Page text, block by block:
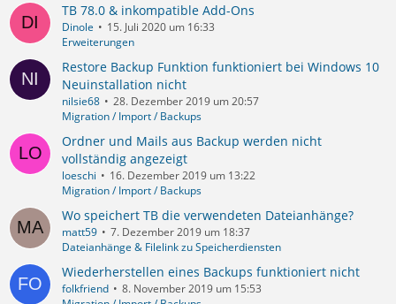
TB 78.0 & inkompatible Add-Ons
Dinole
15. Juli 2020 um 16:33
Erweiterungen
Restore Backup Funktion funktioniert bei Windows 10
Neuinstallation nicht
nilsie68
28. Dezember 2019 um 20:57
Migration / Import / Backups
Ordner und Mails aus Backup werden nicht
vollständig angezeigt
loeschi
16. Dezember 2019 um 13:22
Migration / Import / Backups
Wo speichert TB die verwendeten Dateianhänge?
matt59
7. Dezember 2019 um 18:37
Dateianhänge & Filelink zu Speicherdiensten
Wiederherstellen eines Backups funktioniert nicht
folkfriend
8. November 2019 um 15:53